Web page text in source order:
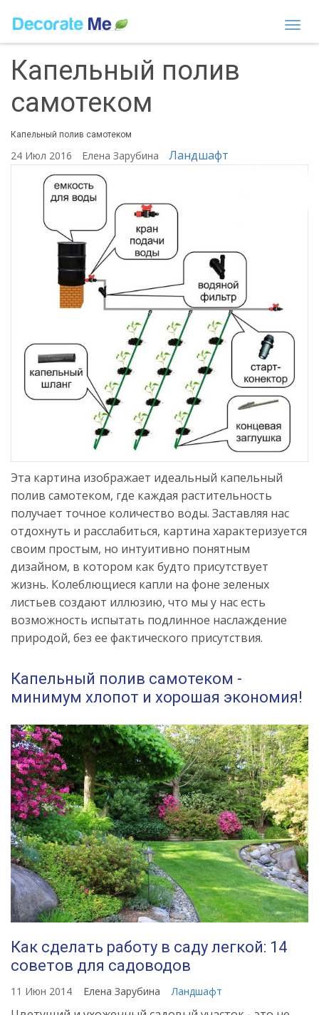
Капельный полив
самотеком
Капельный полив самотеком
24 Июл 2016 Елена Зарубина Ландшафт
Эта картина изображает идеальный капельный
полив самотеком, где каждая растительность
получает точное количество воды. Заставляя нас
отдохнуть и расслабиться, картина характеризуется
своим простым, но интуитивно понятным
дизайном, в котором как будто присутствует
жизнь. Колеблющиеся капли на фоне зеленых
листьев создают иллюзию, что мы у нас есть
возможность испытать подлинное наслаждение
природой, без ее фактического присутствия.
Капельный полив самотеком -
минимум хлопот и хорошая экономия!
Как сделать работу в саду легкой: 14
советов для садоводов
11 Июн 2014 Елена Зарубина Ландшафт